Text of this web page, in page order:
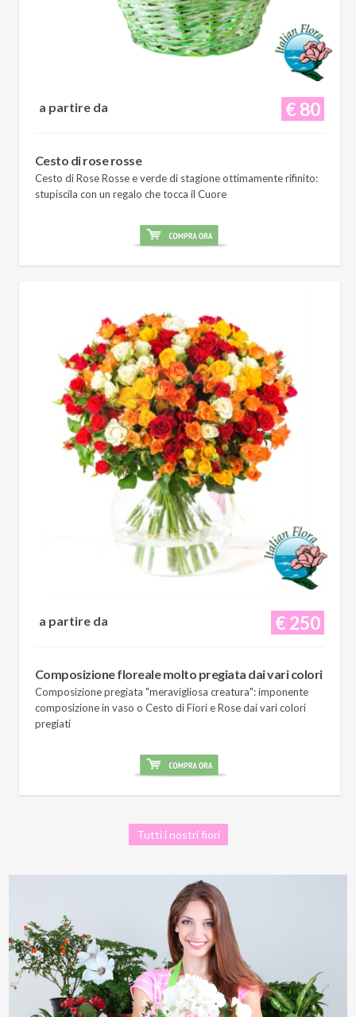
€ 80
a partire da
Cesto di rose rosse
Cesto di Rose Rosse e verde di stagione ottimamente rifinito:
stupiscila con un regalo che tocca il Cuore
€ 250
a partire da
Composizione floreale molto pregiata dai vari colori
Composizione pregiata "meravigliosa creatura": imponente
composizione in vaso o Cesto di Fiori e Rose dai vari colori
pregiati
Tutti i nostri fiori